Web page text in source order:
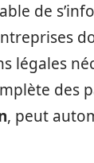
de
légales
des
, peut